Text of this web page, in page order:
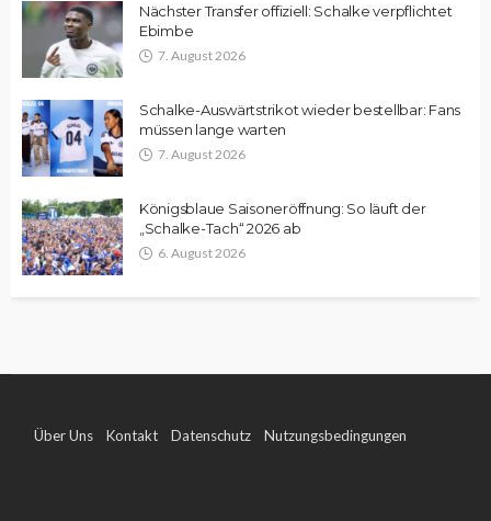
Nächster Transfer offiziell: Schalke verpflichtet
Ebimbe
7. August 2026
Schalke-Auswärtstrikot wieder bestellbar: Fans
müssen lange warten
7. August 2026
Königsblaue Saisoneröffnung: So läuft der
„Schalke-Tach“ 2026 ab
6. August 2026
Über Uns Kontakt Datenschutz Nutzungsbedingungen